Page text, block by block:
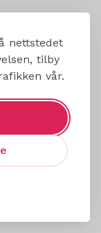
nettstedet
tilby
vår.